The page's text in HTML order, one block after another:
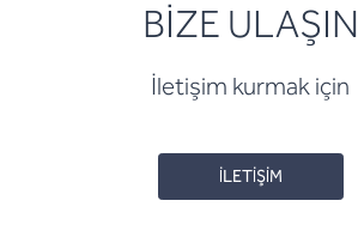
BİZE ULAŞIN
İletişim kurmak için
İLETİŞİM